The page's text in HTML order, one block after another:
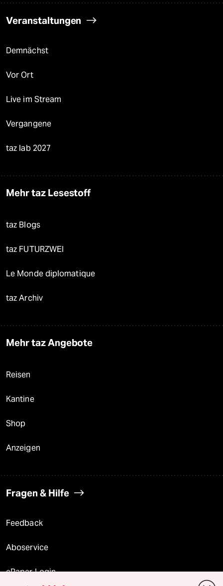
Veranstaltungen
Demnächst
Vor Ort
Live im Stream
Vergangene
taz lab 2027
Mehr taz Lesestoff
taz Blogs
taz FUTURZWEI
Le Monde diplomatique
taz Archiv
Mehr taz Angebote
Reisen
Kantine
Shop
Anzeigen
Fragen & Hilfe
Feedback
Aboservice
ePaper Login